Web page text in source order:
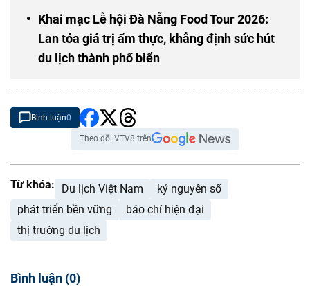
Khai mạc Lễ hội Đà Nẵng Food Tour 2026:
Lan tỏa giá trị ẩm thực, khẳng định sức hút
du lịch thành phố biển
Bình luận0
Theo dõi VTV8 trên
Từ khóa: Du lịch Việt Nam
kỷ nguyên số
phát triển bền vững
báo chí hiện đại
thị trường du lịch
Bình luận (0)